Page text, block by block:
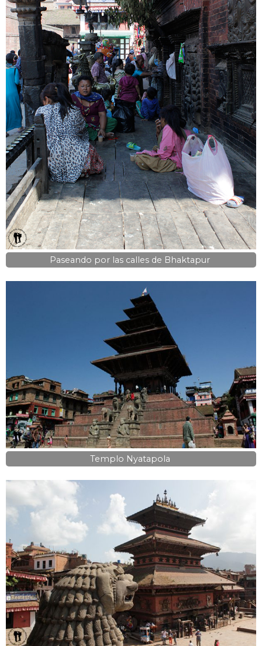
Paseando por las calles de Bhaktapur
Templo Nyatapola